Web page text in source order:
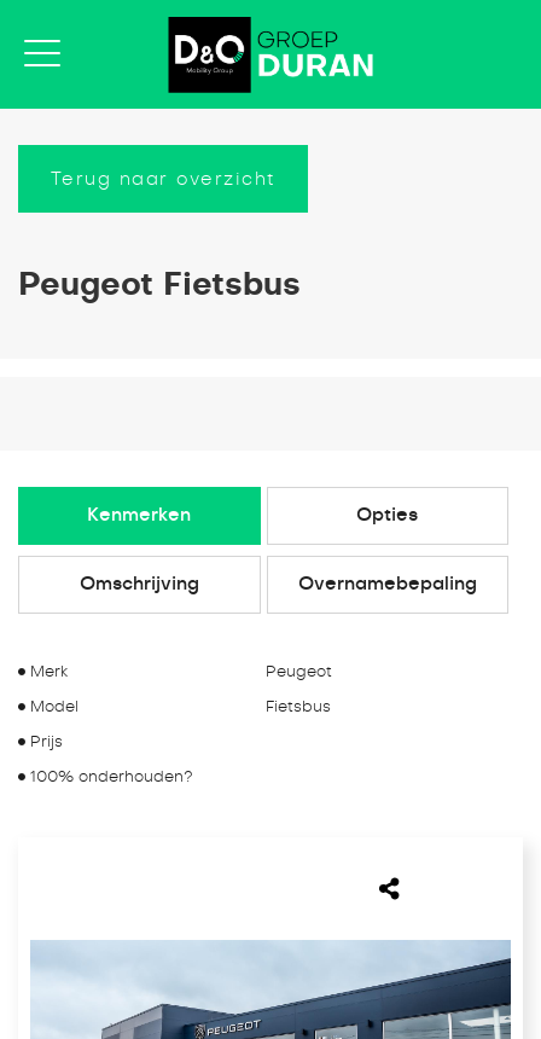
Terug naar overzicht
Peugeot Fietsbus
Kenmerken Opties
Omschrijving Overnamebepaling
Merk Peugeot
Model Fietsbus
Prijs
100% onderhouden?